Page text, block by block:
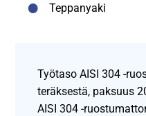
Teppanyaki
Työtaso AISI 304 -
teräksestä, paksuus
AISI 304 -